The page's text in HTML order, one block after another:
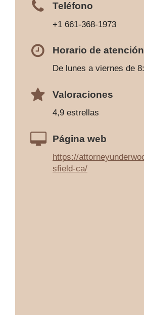
Teléfono
+1 661-368-1973
Horario de atención
De lunes a viernes de
Valoraciones
4,9 estrellas
Página web
https://
sfield-ca/